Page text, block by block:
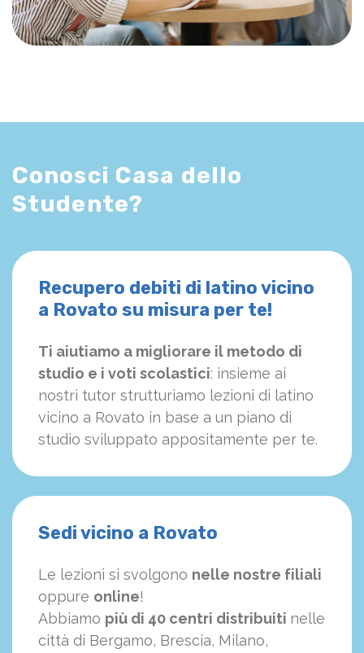
Conosci Casa dello
Studente?
Recupero debiti di latino vicino
a Rovato su misura per te!
Ti aiutiamo a migliorare il metodo di
studio e i voti scolastici: insieme ai
nostri tutor strutturiamo lezioni di latino
vicino a Rovato in base a un piano di
studio sviluppato appositamente per te.
Sedi vicino a Rovato
Le lezioni si svolgono nelle nostre filiali
oppure online!
Abbiamo più di 40 centri distribuiti nelle
città di Bergamo, Brescia, Milano,